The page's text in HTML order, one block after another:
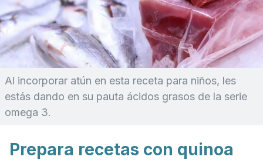
Al incorporar atún en esta receta para niños, les
estás dando en su pauta ácidos grasos de la serie
omega 3.
Prepara recetas con quinoa